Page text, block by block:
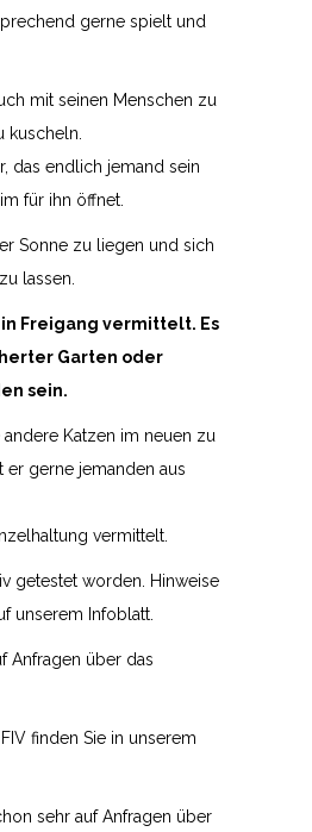
gerne spielt und
mit seinen Menschen zu
kuscheln.
das endlich jemand sein
für ihn öffnet.
Sonne zu liegen und sich
lassen.
in Freigang vermittelt. Es
Garten oder
sein.
Katzen im neuen zu
er gerne jemanden aus
vermittelt.
getestet worden. Hinweise
unserem Infoblatt.
Anfragen über das
finden Sie in unserem
sehr auf Anfragen über